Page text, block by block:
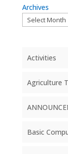
Archives
Activities
Agriculture
Basic